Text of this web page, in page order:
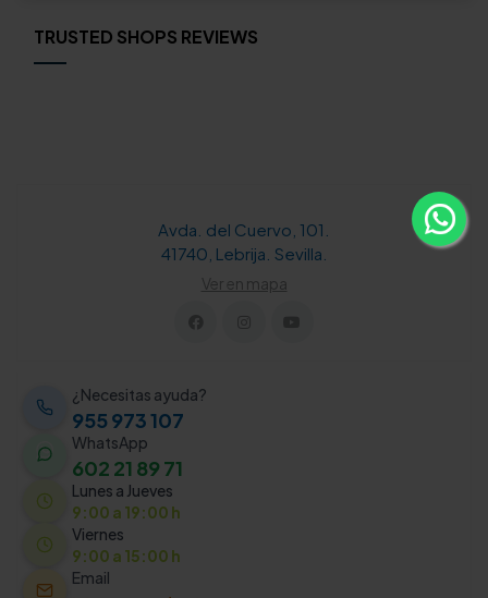
TRUSTED SHOPS REVIEWS
Avda. del Cuervo, 101.
41740, Lebrija. Sevilla.
Ver en mapa
¿Necesitas ayuda?
955 973 107
WhatsApp
602 21 89 71
Lunes a Jueves
9:00 a 19:00 h
Viernes
9:00 a 15:00 h
Email